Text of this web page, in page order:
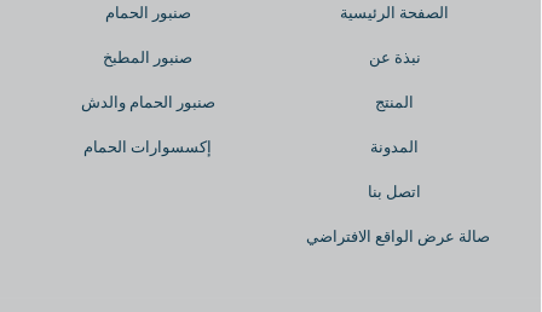
الصفحة الرئيسية
نبذة عن
المنتج
المدونة
اتصل بنا
صالة عرض الواقع الافتراضي
صنبور الحمام
صنبور المطبخ
صنبور الحمام والدش
إكسسوارات الحمام